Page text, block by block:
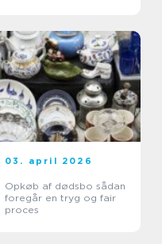
03. april 2026
Opkøb af dødsbo sådan
foregår en tryg og fair
proces